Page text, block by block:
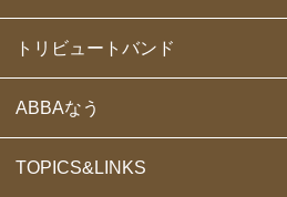
トリビュートバンド
ABBAなう
TOPICS&LINKS